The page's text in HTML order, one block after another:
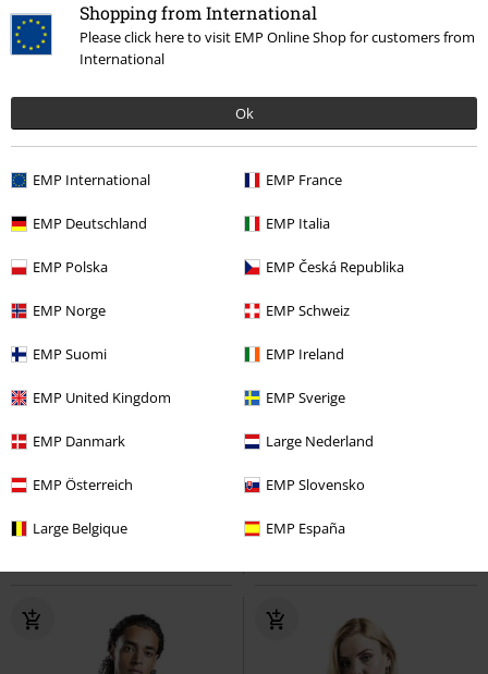
Shopping from International
Please click here to visit EMP Online Shop for customers from
International
Ok
EMP International EMP France
EMP Deutschland EMP Italia
EMP Polska EMP Česká Republika
EMP Norge EMP Schweiz
EMP Suomi EMP Ireland
EMP United Kingdom EMP Sverige
EMP Danmark Large Nederland
EMP Österreich EMP Slovensko
Large Belgique EMP España
%
Tričko s kontrastními, dlouhými,
Classics
Tričko s dlouhým
Basic tričko s dlouhými rukávy
rukávem